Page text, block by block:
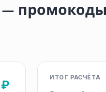
— промокоды
ИТОГ РАСЧЁТА